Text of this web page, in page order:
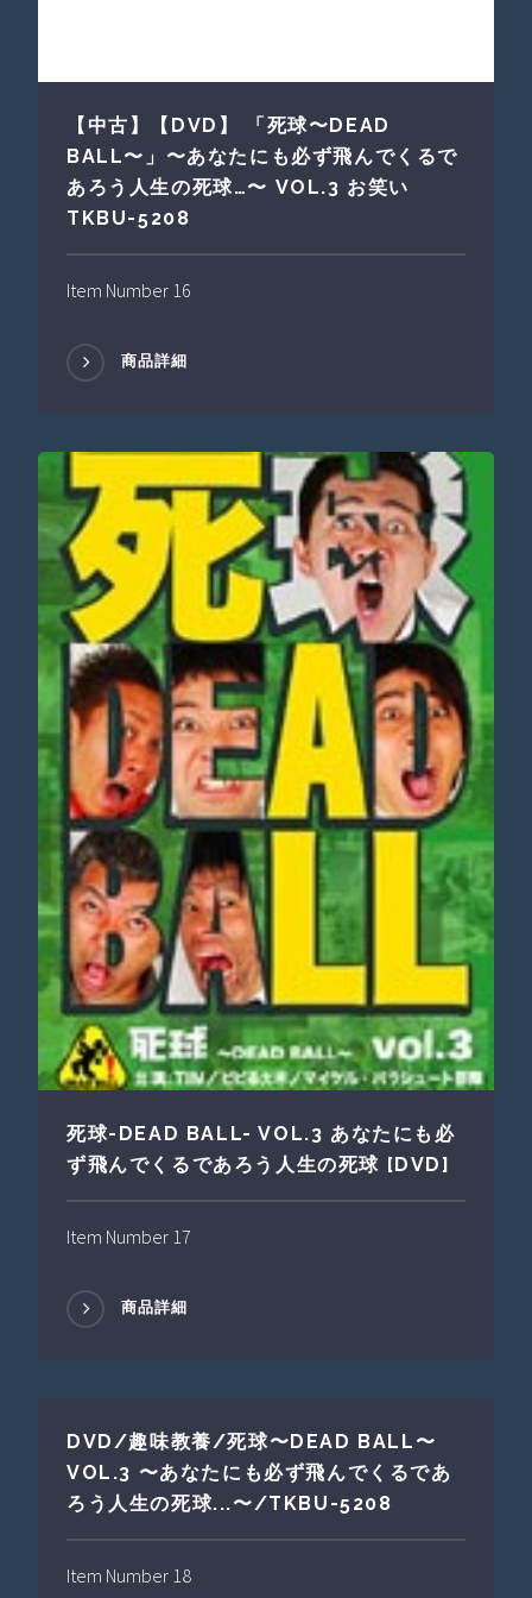
【中古】【DVD】 「死球〜DEAD
BALL〜」〜あなたにも必ず飛んでくるで
あろう人生の死球…〜 VOL.3 お笑い
TKBU-5208
Item Number 16
商品詳細
死球-DEAD BALL- VOL.3 あなたにも必
ず飛んでくるであろう人生の死球 [DVD]
Item Number 17
商品詳細
DVD/趣味教養/死球〜DEAD BALL〜
VOL.3 〜あなたにも必ず飛んでくるであ
ろう人生の死球...〜/TKBU-5208
Item Number 18